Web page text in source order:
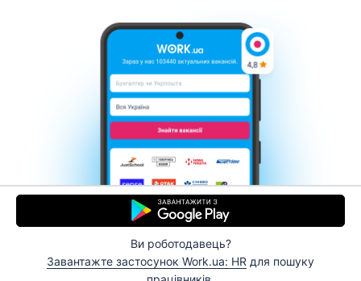
Ви роботодавець?
Завантажте застосунок Work.ua: HR для пошуку
Контакти Про нас
Кар’єра
Допомога Умови використання
© 2006–2026 Work.ua. Сервіс пошуку роботи №1 в